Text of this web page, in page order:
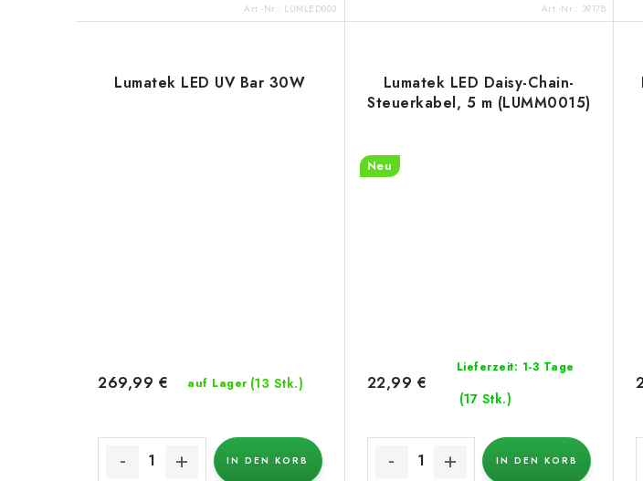
Art.-Nr.: LUMLED003 Art.-Nr.: 39178
Lumatek LED UV Bar 30W
auf Lager (13 Stk.)
269,99 €
IN DEN KORB
Lumatek LED Daisy-Chain-
Steuerkabel, 5 m (LUMM0015)
Neu
Lieferzeit: 1-3 Tage
(17 Stk.)
22,99 €
IN DEN KORB